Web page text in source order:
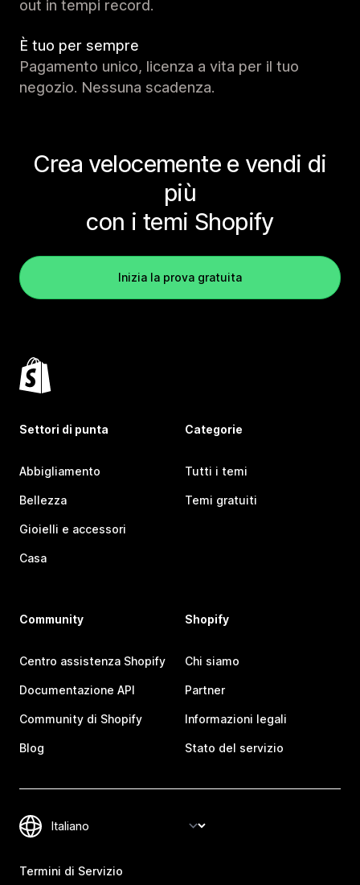
out in tempi record.
È tuo per sempre
Pagamento unico, licenza a vita per il tuo
negozio. Nessuna scadenza.
Crea velocemente e vendi di
più
con i temi Shopify
Inizia la prova gratuita
Settori di punta
Abbigliamento
Bellezza
Gioielli e accessori
Casa
Categorie
Tutti i temi
Temi gratuiti
Community
Centro assistenza Shopify
Documentazione API
Community di Shopify
Blog
Shopify
Chi siamo
Partner
Informazioni legali
Stato del servizio
Termini di Servizio